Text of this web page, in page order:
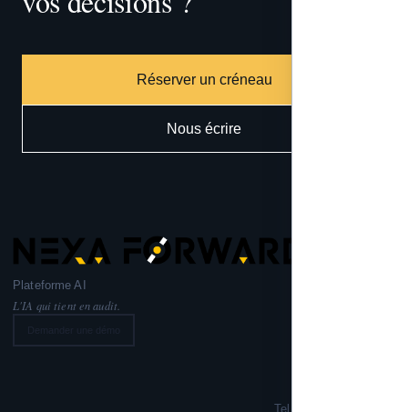
Réserver un créneau
Nous écrire
Plateforme AI
L'IA qui tient en audit.
Tel: +33 6 99 02 72 50